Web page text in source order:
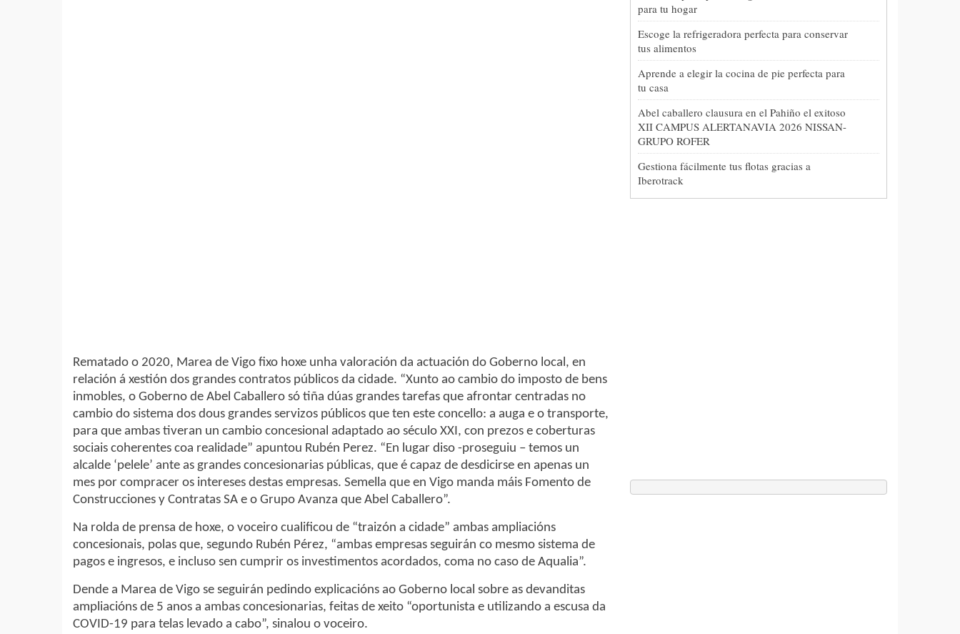
Rematado o 2020, Marea de Vigo fixo hoxe unha valoración da actuación do Goberno local, en
relación á xestión dos grandes contratos públicos da cidade. “Xunto ao cambio do imposto de bens
inmobles, o Goberno de Abel Caballero só tiña dúas grandes tarefas que afrontar centradas no
cambio do sistema dos dous grandes servizos públicos que ten este concello: a auga e o transporte,
para que ambas tiveran un cambio concesional adaptado ao século XXI, con prezos e coberturas
sociais coherentes coa realidade” apuntou Rubén Perez. “En lugar diso -proseguiu – temos un
alcalde ‘pelele’ ante as grandes concesionarias públicas, que é capaz de desdicirse en apenas un
mes por compracer os intereses destas empresas. Semella que en Vigo manda máis Fomento de
Construcciones y Contratas SA e o Grupo Avanza que Abel Caballero”.
Na rolda de prensa de hoxe, o voceiro cualificou de “traizón a cidade” ambas ampliacións
concesionais, polas que, segundo Rubén Pérez, “ambas empresas seguirán co mesmo sistema de
pagos e ingresos, e incluso sen cumprir os investimentos acordados, coma no caso de Aqualia”.
Dende a Marea de Vigo se seguirán pedindo explicacións ao Goberno local sobre as devanditas
ampliacións de 5 anos a ambas concesionarias, feitas de xeito “oportunista e utilizando a escusa da
COVID-19 para telas levado a cabo”, sinalou o voceiro.
para tu hogar
Escoge la refrigeradora perfecta para conservar
tus alimentos
Aprende a elegir la cocina de pie perfecta para
tu casa
Abel caballero clausura en el Pahiño el exitoso
XII CAMPUS ALERTANAVIA 2026 NISSAN-
GRUPO ROFER
Gestiona fácilmente tus flotas gracias a
Iberotrack